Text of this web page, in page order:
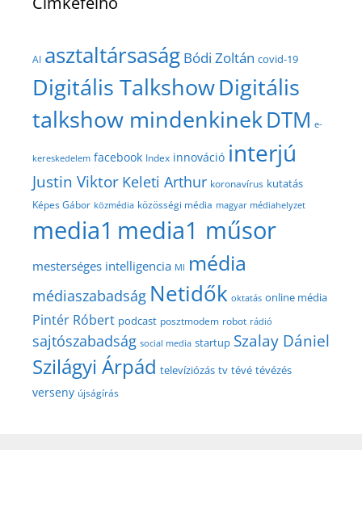
AI asztaltársaság Bódi Zoltán covid-19
Digitális TalkshowDigitális
talkshow mindenkinekDTM e-
kereskedelem facebook Index innováció interjú
Justin Viktor Keleti Arthur koronavírus kutatás
Képes Gábor közmédia közösségi média magyar médiahelyzet
media1 media1 műsor
mesterséges intelligencia MI média
médiaszabadság Netidők oktatás online média
Pintér Róbert podcast posztmodem robot rádió
sajtószabadság social media startup Szalay Dániel
Szilágyi Árpád televíziózás tv tévé tévézés
verseny újságírás